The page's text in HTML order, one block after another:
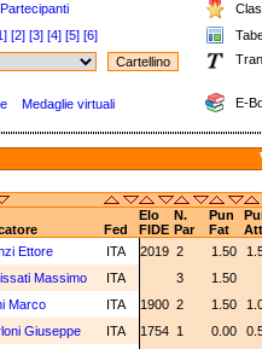
[2] [3] [4] [5] [6]
Medaglie virtuali E-
Elo N. Pun
Fed FIDE Par Fat
Att
Ettore ITA 2019 2 1.50
Massimo ITA 3
1.50
Marco ITA 1900 2 1.50
Giuseppe ITA 1754 1 0.00